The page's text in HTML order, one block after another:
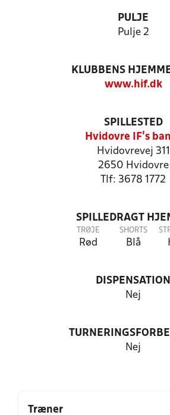
PULJE
Pulje 2
KLUBBENS
www.hif.dk
SPILLESTED
Hvidovre IF's
Hvidovrevej 311
2650 Hvidovre
Tlf: 3678 1772
SPILLEDRAGT
TRØJE
Rød
SHORTS
Blå
DISPENSATION
Nej
Nej
Træner